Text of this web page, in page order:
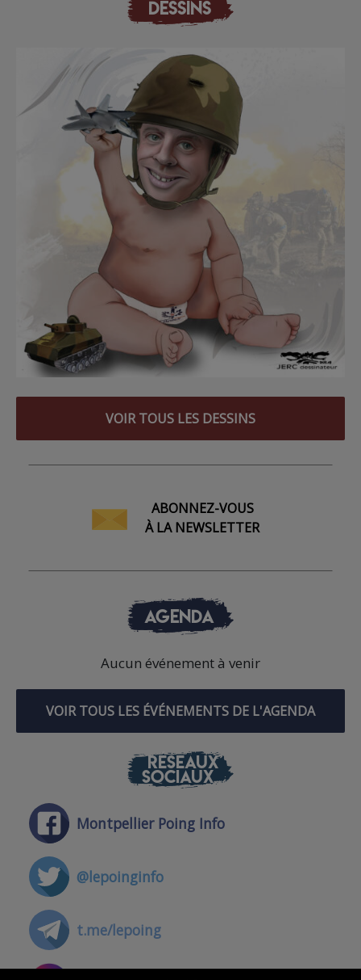
DESSINS
VOIR TOUS LES DESSINS
ABONNEZ-VOUS
À LA NEWSLETTER
AGENDA
Aucun événement à venir
VOIR TOUS LES ÉVÉNEMENTS DE L'AGENDA
RÉSEAUX
SOCIAUX
Montpellier Poing Info
@lepoinginfo
t.me/lepoing